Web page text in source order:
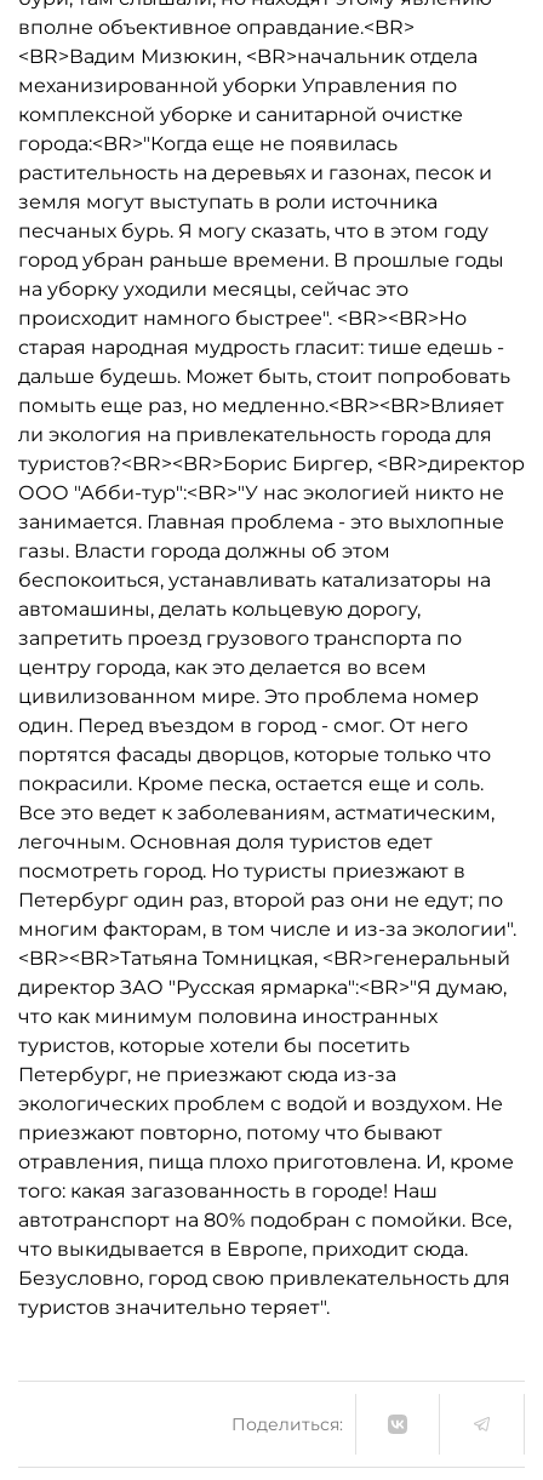
вполне объективное оправдание.<BR>
<BR>Вадим Мизюкин, <BR>начальник отдела
механизированной уборки Управления по
комплексной уборке и санитарной очистке
города:<BR>"Когда еще не появилась
растительность на деревьях и газонах, песок и
земля могут выступать в роли источника
песчаных бурь. Я могу сказать, что в этом году
город убран раньше времени. В прошлые годы
на уборку уходили месяцы, сейчас это
происходит намного быстрее". <BR><BR>Но
старая народная мудрость гласит: тише едешь -
дальше будешь. Может быть, стоит попробовать
помыть еще раз, но медленно.<BR><BR>Влияет
ли экология на привлекательность города для
туристов?<BR><BR>Борис Биргер, <BR>директор
ООО "Абби-тур":<BR>"У нас экологией никто не
занимается. Главная проблема - это выхлопные
газы. Власти города должны об этом
беспокоиться, устанавливать катализаторы на
автомашины, делать кольцевую дорогу,
запретить проезд грузового транспорта по
центру города, как это делается во всем
цивилизованном мире. Это проблема номер
один. Перед въездом в город - смог. От него
портятся фасады дворцов, которые только что
покрасили. Кроме песка, остается еще и соль.
Все это ведет к заболеваниям, астматическим,
легочным. Основная доля туристов едет
посмотреть город. Но туристы приезжают в
Петербург один раз, второй раз они не едут; по
многим факторам, в том числе и из-за экологии".
<BR><BR>Татьяна Томницкая, <BR>генеральный
директор ЗАО "Русская ярмарка":<BR>"Я думаю,
что как минимум половина иностранных
туристов, которые хотели бы посетить
Петербург, не приезжают сюда из-за
экологических проблем с водой и воздухом. Не
приезжают повторно, потому что бывают
отравления, пища плохо приготовлена. И, кроме
того: какая загазованность в городе! Наш
автотранспорт на 80% подобран с помойки. Все,
что выкидывается в Европе, приходит сюда.
Безусловно, город свою привлекательность для
туристов значительно теряет".
Поделиться: